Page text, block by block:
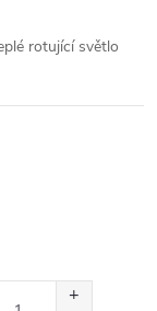
rotující světlo